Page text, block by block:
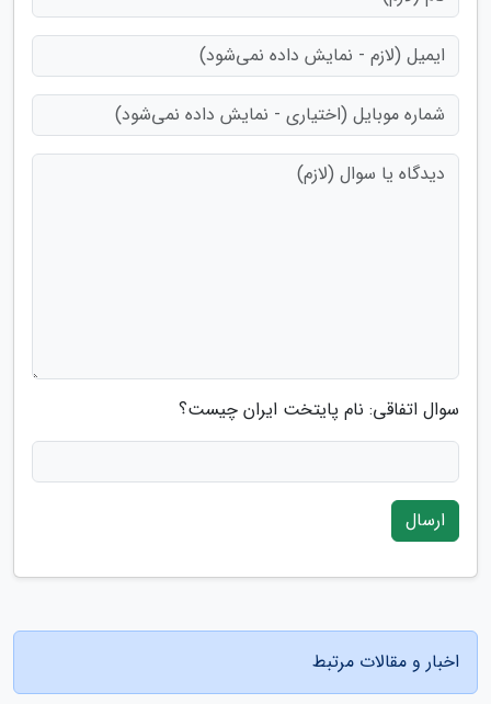
سوال اتفاقی: نام پایتخت ایران چیست؟
ارسال
اخبار و مقالات مرتبط